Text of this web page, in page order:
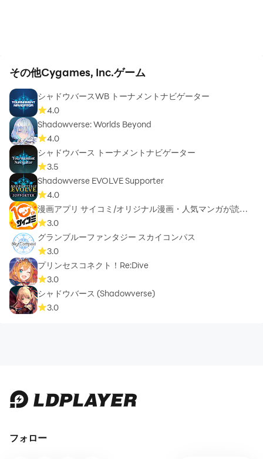
その他Cygames, Inc.ゲーム
シャドウバースWB トーナメントナビゲーター
4.0
Shadowverse: Worlds Beyond
4.0
シャドウバース トーナメントナビゲーター
3.5
Shadowverse EVOLVE Supporter
4.0
漫画アプリ サイコミ/オリジナル漫画・人気マンガが読め
る3.0
グランブルーファンタジー スカイコンパス
3.0
プリンセスコネクト！Re:Dive
3.0
シャドウバース (Shadowverse)
3.0
フォロー